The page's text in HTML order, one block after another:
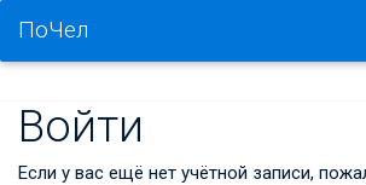
ПоЧел
Войти
Если у вас ещё нет учётной записи,